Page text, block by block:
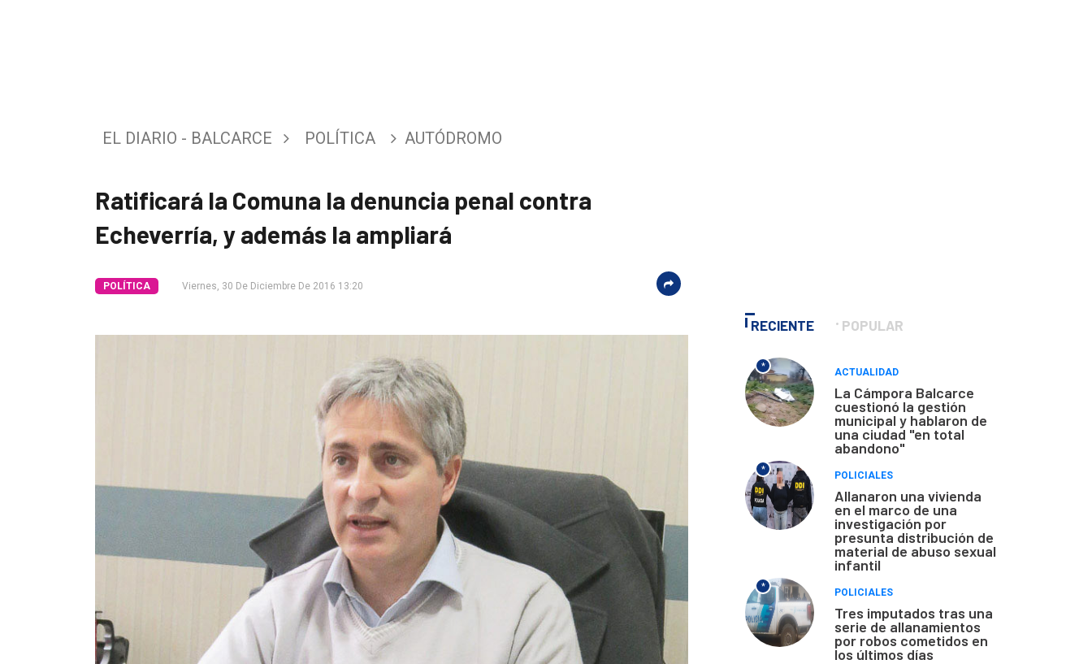
Entrevistas
Fúnebres
EL DIARIO - BALCARCE POLÍTICA AUTÓDROMO
Ratificará la Comuna la denuncia penal contra
Echeverría, y además la ampliará
POLÍTICA Viernes, 30 De Diciembre De 2016 13:20
RECIENTE POPULAR
*
ACTUALIDAD
La Cámpora Balcarce
cuestionó la gestión
municipal y hablaron de
una ciudad "en total
abandono"
*
POLICIALES
Allanaron una vivienda
en el marco de una
investigación por
presunta distribución de
material de abuso sexual
infantil
*
POLICIALES
Tres imputados tras una
serie de allanamientos
por robos cometidos en
los últimos días